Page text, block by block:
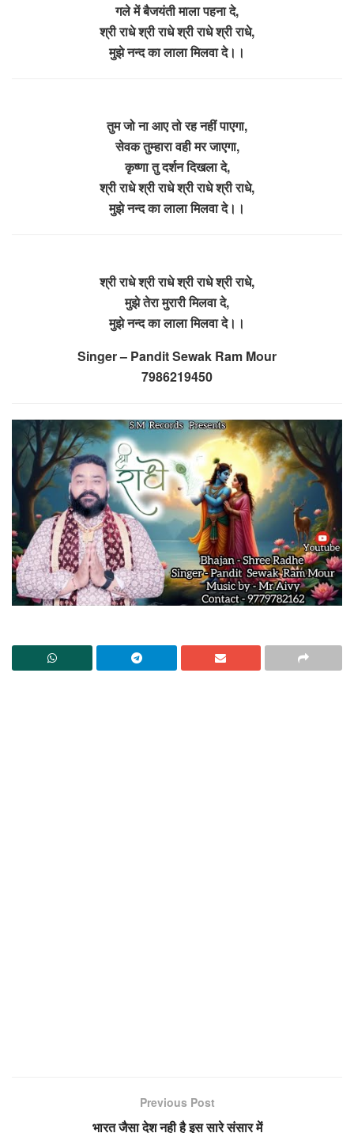
गले में बैजयंती माला पहना दे,
श्री राधे श्री राधे श्री राधे श्री राधे,
मुझे नन्द का लाला मिलवा दे।।
तुम जो ना आए तो रह नहीं पाएगा,
सेवक तुम्हारा वही मर जाएगा,
कृष्णा तु दर्शन दिखला दे,
श्री राधे श्री राधे श्री राधे श्री राधे,
मुझे नन्द का लाला मिलवा दे।।
श्री राधे श्री राधे श्री राधे श्री राधे,
मुझे तेरा मुरारी मिलवा दे,
मुझे नन्द का लाला मिलवा दे।।
Singer – Pandit Sewak Ram Mour
7986219450
Previous Post
भारत जैसा देश नही है इस सारे संसार में